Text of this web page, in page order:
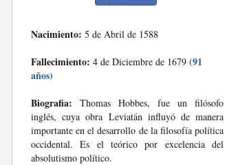
Nacimiento: 5 de Abril de 1588
Fallecimiento: 4 de Diciembre de 1679 (91
años)
Biografia: Thomas Hobbes, fue un filósofo
inglés, cuya obra Leviatán influyó de manera
importante en el desarrollo de la filosofía política
occidental. Es el teórico por excelencia del
absolutismo político.